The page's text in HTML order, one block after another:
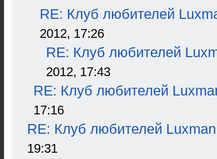
RE: Клуб любителей
2012, 17:26
RE: Клуб любителей
2012, 17:43
RE: Клуб любителей
17:16
RE: Клуб любителей Luxman
19:31